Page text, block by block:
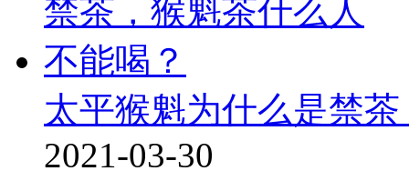
太平猴魁为什么是禁
2021-03-30